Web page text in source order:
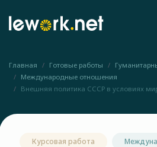
Главная Готовые работы
Международные отношения
Внешняя политика СССР в условиях
Курсовая работа